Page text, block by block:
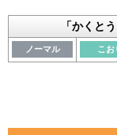
「かくと
ノーマル こお